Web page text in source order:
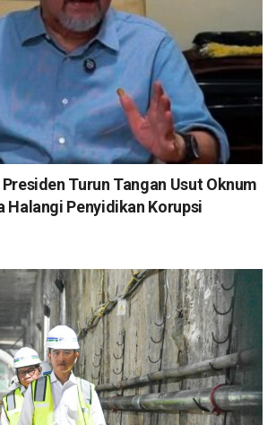
Turun Tangan Usut Oknum
Halangi Penyidikan Korupsi